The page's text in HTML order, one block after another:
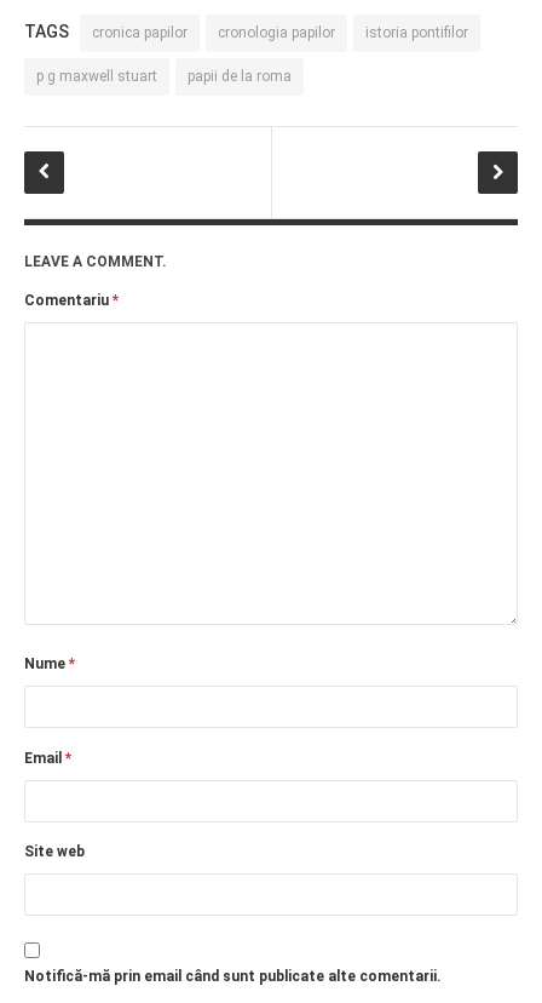
PRIETENI DIN BREASLA
Filme-Carti.ro
TAGS cronica papilor cronologia papilor istoria pontifilor
p g maxwell stuart papii de la roma
LEAVE A COMMENT.
Comentariu *
Nume *
Email *
Site web
Notifică-mă prin email când sunt publicate alte comentarii.